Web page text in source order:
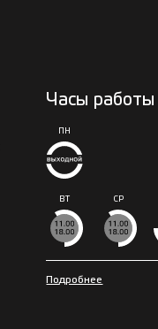
Часы работы
ПН
ВТ СР
Подробнее